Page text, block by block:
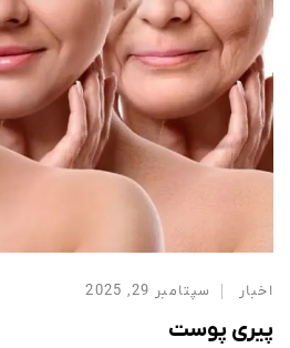
اخبار سپتامبر 29, 2025
پیری پوست